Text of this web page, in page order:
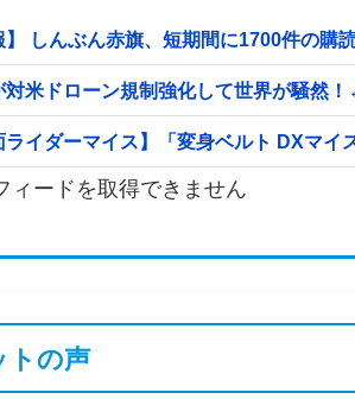
】 しんぶん赤旗、短期間に1700件の
対米ドローン規制強化して世界が騒然
ライダーマイス】「変身ベルト DXマ
ィードを取得できません
トの声